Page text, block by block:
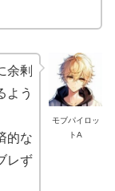
モブパイロッ
トA
余剰
よう
的な
レず